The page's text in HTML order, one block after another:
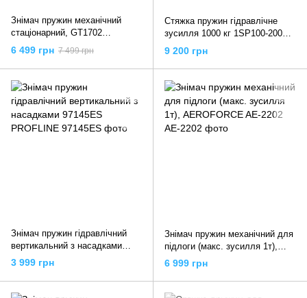
Знімач пружин механічний
стаціонарний, GT1702
INTERTOOL
6 499 грн 7 499 грн
Стяжка пружин гідравлічне
зусилля 1000 кг 1SP100-200
ShiningBerg
9 200 грн
Знімач пружин гідравлічний
вертикальний з насадками
97145ES PROFLINE
3 999 грн
Знімач пружин механічний для
підлоги (макс. зусилля 1т),
AEROFORCE AE-2202
6 999 грн